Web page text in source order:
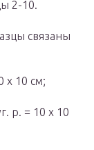
2-10.
связаны
х 10 см;
р. = 10 х 10